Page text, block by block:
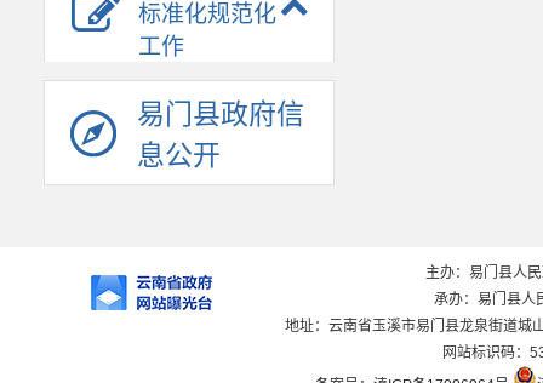
标准化规范化
工作
易门县政府信
息公开
主办：易门县人
承办：易门县人
地址：云南省玉溪市易门县龙泉街道
网站标识码：